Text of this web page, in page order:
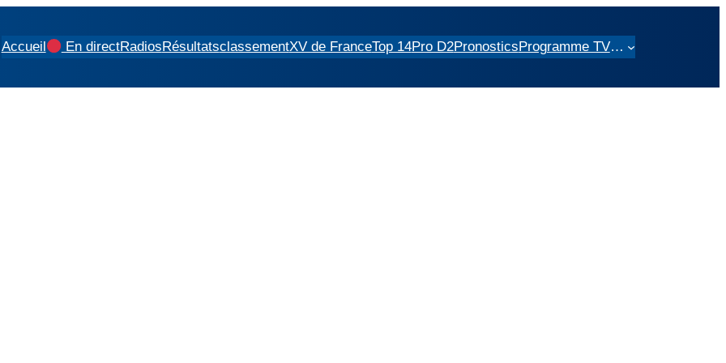
Accueil En directRadiosRésultatsclassementXV de FranceTop 14Pro D2PronosticsProgramme TV…